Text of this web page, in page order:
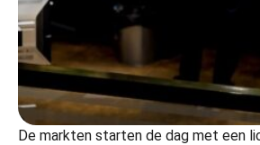
De markten starten de dag met een